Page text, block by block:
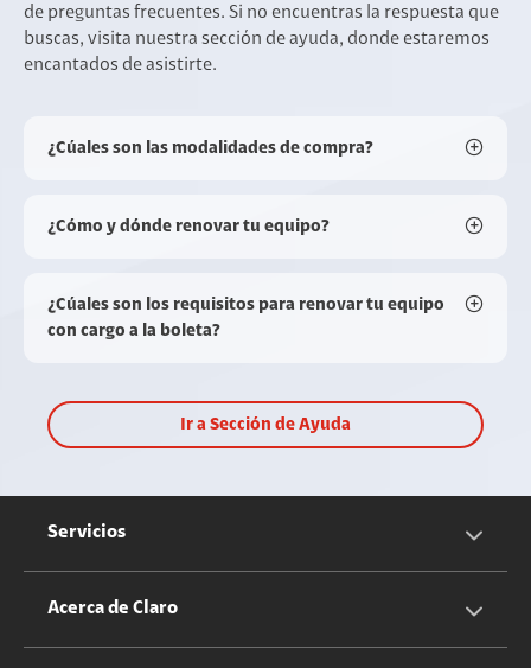
de preguntas frecuentes. Si no encuentras la respuesta que
buscas, visita nuestra sección de ayuda, donde estaremos
encantados de asistirte.
¿Cúales son las modalidades de compra?
¿Cómo y dónde renovar tu equipo?
¿Cúales son los requisitos para renovar tu equipo
con cargo a la boleta?
Ir a Sección de Ayuda
Servicios
Servicios Móviles
Acerca de Claro